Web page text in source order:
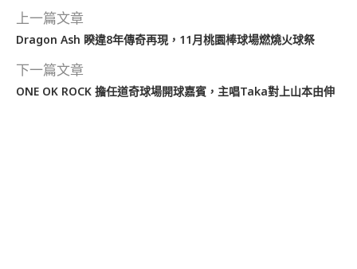
上一篇文章
Dragon Ash 睽違8年傳奇再現，11月桃園棒球場燃燒火球祭
下一篇文章
ONE OK ROCK 擔任道奇球場開球嘉賓，主唱Taka對上山本由伸